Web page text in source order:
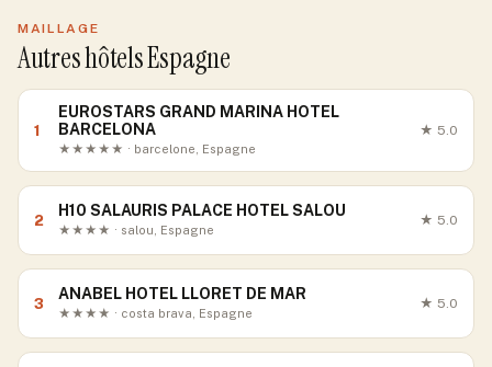
MAILLAGE
Autres hôtels Espagne
1
EUROSTARS GRAND MARINA HOTEL
BARCELONA
★★★★★ · barcelone, Espagne
★ 5.0
2
H10 SALAURIS PALACE HOTEL SALOU
★★★★ · salou, Espagne
★ 5.0
3
ANABEL HOTEL LLORET DE MAR
★★★★ · costa brava, Espagne
★ 5.0